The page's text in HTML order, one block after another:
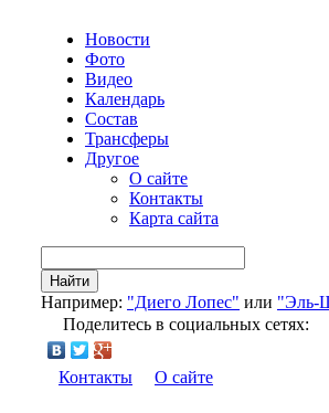
Новости
Фото
Видео
Календарь
Состав
Трансферы
Другое
О сайте
Контакты
Карта сайта
Найти
Например: "Диего Лопес" или "Эль-
Поделитесь в социальных сетях:
Контакты О сайте